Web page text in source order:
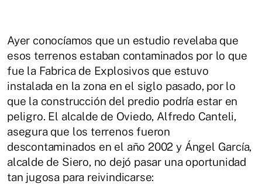
Ayer conocíamos que un estudio revelaba que
esos terrenos estaban contaminados por lo que
fue la Fabrica de Explosivos que estuvo
instalada en la zona en el siglo pasado, por lo
que la construcción del predio podría estar en
peligro. El alcalde de Oviedo, Alfredo Canteli,
asegura que los terrenos fueron
descontaminados en el año 2002 y Ángel García,
alcalde de Siero, no dejó pasar una oportunidad
tan jugosa para reivindicarse: